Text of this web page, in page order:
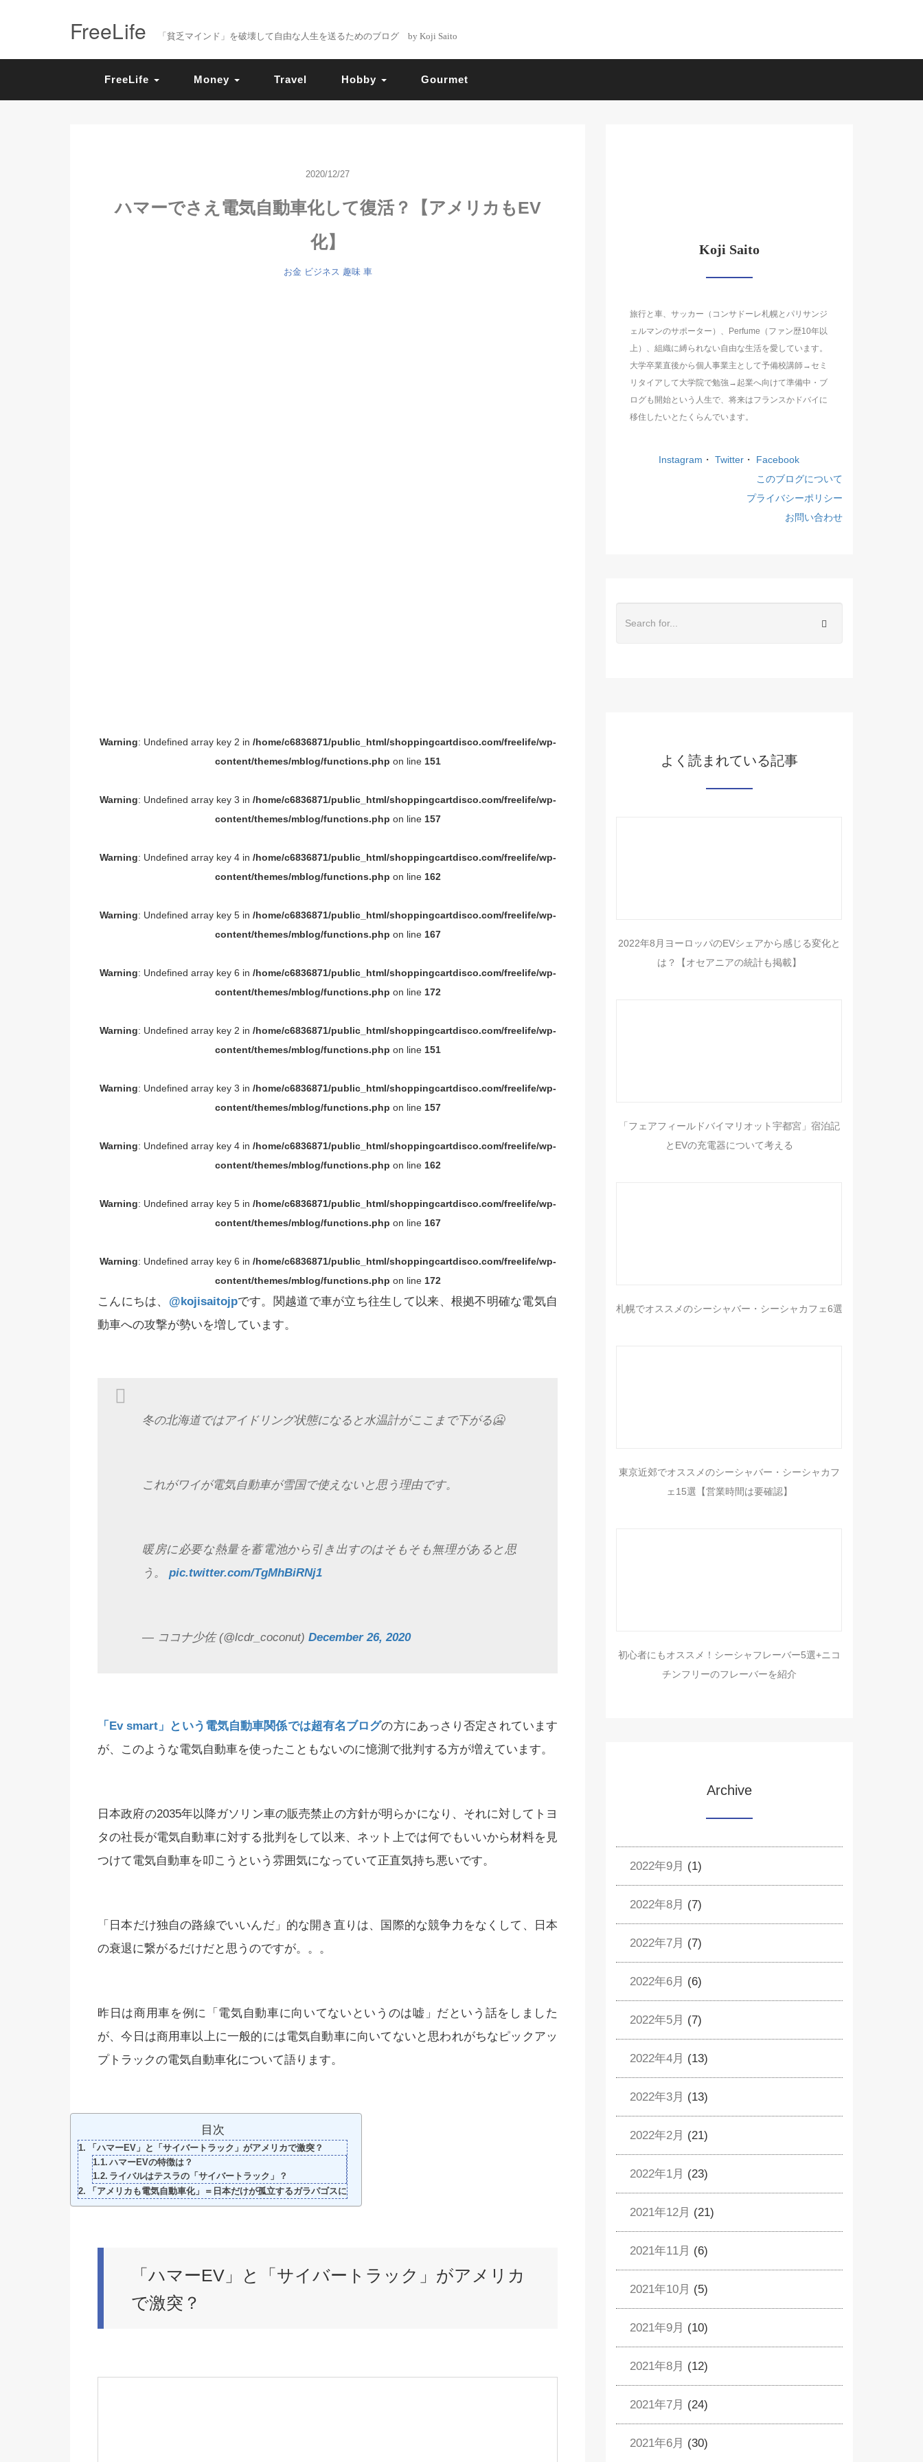
FreeLife 「貧乏マインド」を破壊して自由な人生を送るためのブログ by Koji Saito
FreeLife Money Travel Hobby Gourmet
2020/12/27
ハマーでさえ電気自動車化して復活？【アメリカもEV
化】
お金 ビジネス 趣味 車
Warning: Undefined array key 2 in /home/c6836871/public_html/shoppingcartdisco.com/freelife/wp-
content/themes/mblog/functions.php on line 151
Warning: Undefined array key 3 in /home/c6836871/public_html/shoppingcartdisco.com/freelife/wp-
content/themes/mblog/functions.php on line 157
Warning: Undefined array key 4 in /home/c6836871/public_html/shoppingcartdisco.com/freelife/wp-
content/themes/mblog/functions.php on line 162
Warning: Undefined array key 5 in /home/c6836871/public_html/shoppingcartdisco.com/freelife/wp-
content/themes/mblog/functions.php on line 167
Warning: Undefined array key 6 in /home/c6836871/public_html/shoppingcartdisco.com/freelife/wp-
content/themes/mblog/functions.php on line 172
Warning: Undefined array key 2 in /home/c6836871/public_html/shoppingcartdisco.com/freelife/wp-
content/themes/mblog/functions.php on line 151
Warning: Undefined array key 3 in /home/c6836871/public_html/shoppingcartdisco.com/freelife/wp-
content/themes/mblog/functions.php on line 157
Warning: Undefined array key 4 in /home/c6836871/public_html/shoppingcartdisco.com/freelife/wp-
content/themes/mblog/functions.php on line 162
Warning: Undefined array key 5 in /home/c6836871/public_html/shoppingcartdisco.com/freelife/wp-
content/themes/mblog/functions.php on line 167
Warning: Undefined array key 6 in /home/c6836871/public_html/shoppingcartdisco.com/freelife/wp-
content/themes/mblog/functions.php on line 172
こんにちは、 @kojisaitojpです。関越道で車が立ち往生して以来、根拠不明確な電気自
動車への攻撃が勢いを増しています。
冬の北海道ではアイドリング状態になると水温計がここまで下がる🥶
これがワイが電気自動車が雪国で使えないと思う理由です。
暖房に必要な熱量を蓄電池から引き出すのはそもそも無理があると思
う。 pic.twitter.com/TgMhBiRNj1
— ココナ少佐 (@lcdr_coconut) December 26, 2020
「Ev smart」という電気自動車関係では超有名ブログの方にあっさり否定されています
が、このような電気自動車を使ったこともないのに憶測で批判する方が増えています。
日本政府の2035年以降ガソリン車の販売禁止の方針が明らかになり、それに対してトヨ
タの社長が電気自動車に対する批判をして以来、ネット上では何でもいいから材料を見
つけて電気自動車を叩こうという雰囲気になっていて正直気持ち悪いです。
「日本だけ独自の路線でいいんだ」的な開き直りは、国際的な競争力をなくして、日本
の衰退に繋がるだけだと思うのですが。。。
昨日は商用車を例に「電気自動車に向いてないというのは嘘」だという話をしました
が、今日は商用車以上に一般的には電気自動車に向いてないと思われがちなピックアッ
プトラックの電気自動車化について語ります。
目次
「ハマーEV」と「サイバートラック」がアメリカで激突？
ハマーEVの特徴は？
ライバルはテスラの「サイバートラック」？
「アメリカも電気自動車化」＝日本だけが孤立するガラパゴスに
「ハマーEV」と「サイバートラック」がアメリカ
で激突？
Koji Saito
旅行と車、サッカー（コンサドーレ札幌とパリサンジ
ェルマンのサポーター）、Perfume（ファン歴10年以
上）、組織に縛られない自由な生活を愛しています。
大学卒業直後から個人事業主として予備校講師→セミ
リタイアして大学院で勉強→起業へ向けて準備中・ブ
ログも開始という人生で、将来はフランスかドバイに
移住したいとたくらんでいます。
Instagram ・ Twitter ・
Facebook
このブログについて
プライバシーポリシー
お問い合わせ
よく読まれている記事
2022年8月ヨーロッパのEVシェアから感じる変化と
は？【オセアニアの統計も掲載】
「フェアフィールドバイマリオット宇都宮」宿泊記
とEVの充電器について考える
札幌でオススメのシーシャバー・シーシャカフェ6選
東京近郊でオススメのシーシャバー・シーシャカフ
ェ15選【営業時間は要確認】
初心者にもオススメ！シーシャフレーバー5選+ニコ
チンフリーのフレーバーを紹介
Archive
2022年9月 (1)
2022年8月 (7)
2022年7月 (7)
2022年6月 (6)
2022年5月 (7)
2022年4月 (13)
2022年3月 (13)
2022年2月 (21)
2022年1月 (23)
2021年12月 (21)
2021年11月 (6)
2021年10月 (5)
2021年9月 (10)
2021年8月 (12)
2021年7月 (24)
2021年6月 (30)